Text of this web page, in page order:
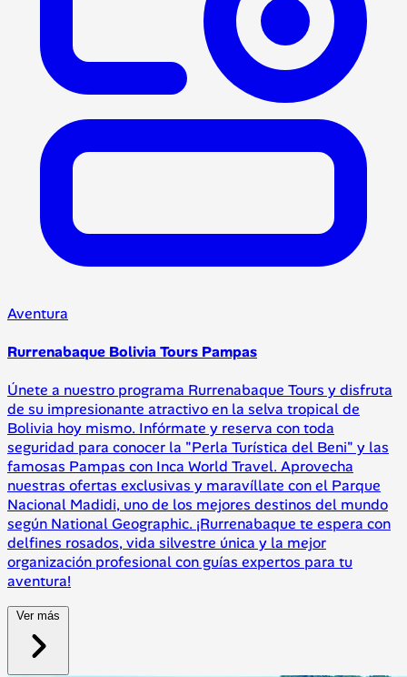
Aventura
Rurrenabaque Bolivia Tours Pampas
Únete a nuestro programa Rurrenabaque Tours y disfruta
de su impresionante atractivo en la selva tropical de
Bolivia hoy mismo. Infórmate y reserva con toda
seguridad para conocer la "Perla Turística del Beni" y las
famosas Pampas con Inca World Travel. Aprovecha
nuestras ofertas exclusivas y maravíllate con el Parque
Nacional Madidi, uno de los mejores destinos del mundo
según National Geographic. ¡Rurrenabaque te espera con
delfines rosados, vida silvestre única y la mejor
organización profesional con guías expertos para tu
aventura!
Ver más